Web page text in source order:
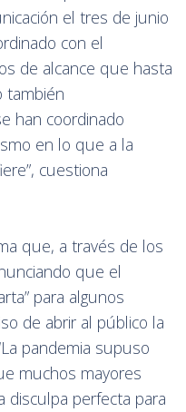
el tres de junio
con el
de alcance que hasta
también
han coordinado
en lo que a la
cuestiona
que, a través de los
que el
para algunos
de abrir al público la
pandemia supuso
muchos mayores
disculpa perfecta para